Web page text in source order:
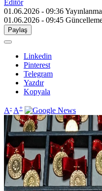
Editör
01.06.2026 - 09:36Yayınlanma
01.06.2026 - 09:45
Paylaş
Linkedin
Pinterest
Telegram
Yazdır
Kopyala
A- A+